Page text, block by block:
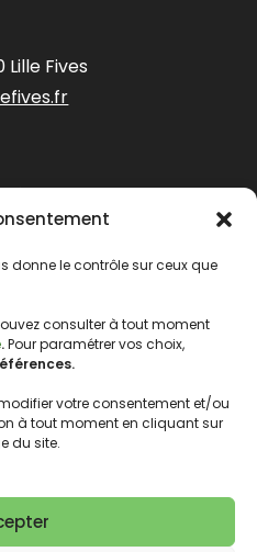
donne le contrôle sur ceux que
consulter à tout moment
.Pour paramétrer vos choix,
votre consentement et/ou
à tout moment en cliquant sur
du site.
Lille Fives
à
privées et ne les